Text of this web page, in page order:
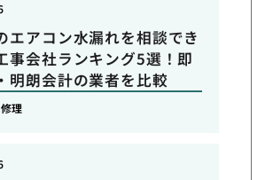
エアコン水漏れを相談でき
事会社ランキング5選！即
明朗会計の業者を比較
理